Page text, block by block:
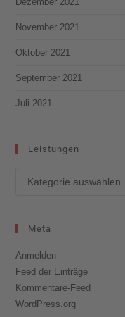
November 2021
Oktober 2021
September 2021
Juli 2021
Leistungen
Meta
Anmelden
Feed der Einträge
Kommentare-Feed
WordPress.org